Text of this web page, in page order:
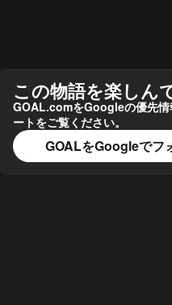
この物語を楽しん
GOAL.comをGoogleの優先情
ートをご覧ください。
GOALをGoogleでフ